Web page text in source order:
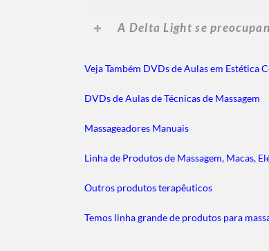
A Delta Light se
Veja Também DVDs de Aulas em Estética
DVDs de Aulas de Técnicas de Massagem
Massageadores Manuais
Linha de Produtos de Massagem, Macas,
Outros produtos terapêuticos
Temos linha grande de produtos para